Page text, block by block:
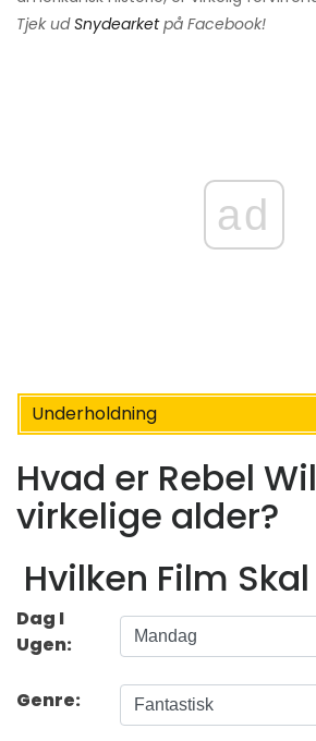
Tjek udSnydearketpå Facebook!
ad
Underholdning
Hvad er Rebel
virkelige alder?
Hvilken Film
Dag I
Ugen:
Genre: